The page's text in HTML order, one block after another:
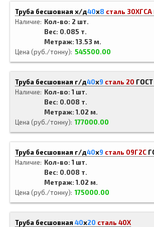
Труба бесшовная х/д40x8 сталь 30ХГСА
Наличие
Кол-во: 2 шт.
Вес: 0.085 т.
Метраж: 13.53 м.
Цена (руб./тонну) 545500.00
Труба бесшовная г/д40x9 сталь 20 ГОСТ
Наличие
Кол-во: 1 шт.
Вес: 0.008 т.
Метраж: 1.02 м.
Цена (руб./тонну) 177000.00
Труба бесшовная г/д40x9 сталь 09Г2С
Наличие
Кол-во: 1 шт.
Вес: 0.008 т.
Метраж: 1.02 м.
Цена (руб./тонну) 175000.00
Труба бесшовная 40x20 сталь 40Х